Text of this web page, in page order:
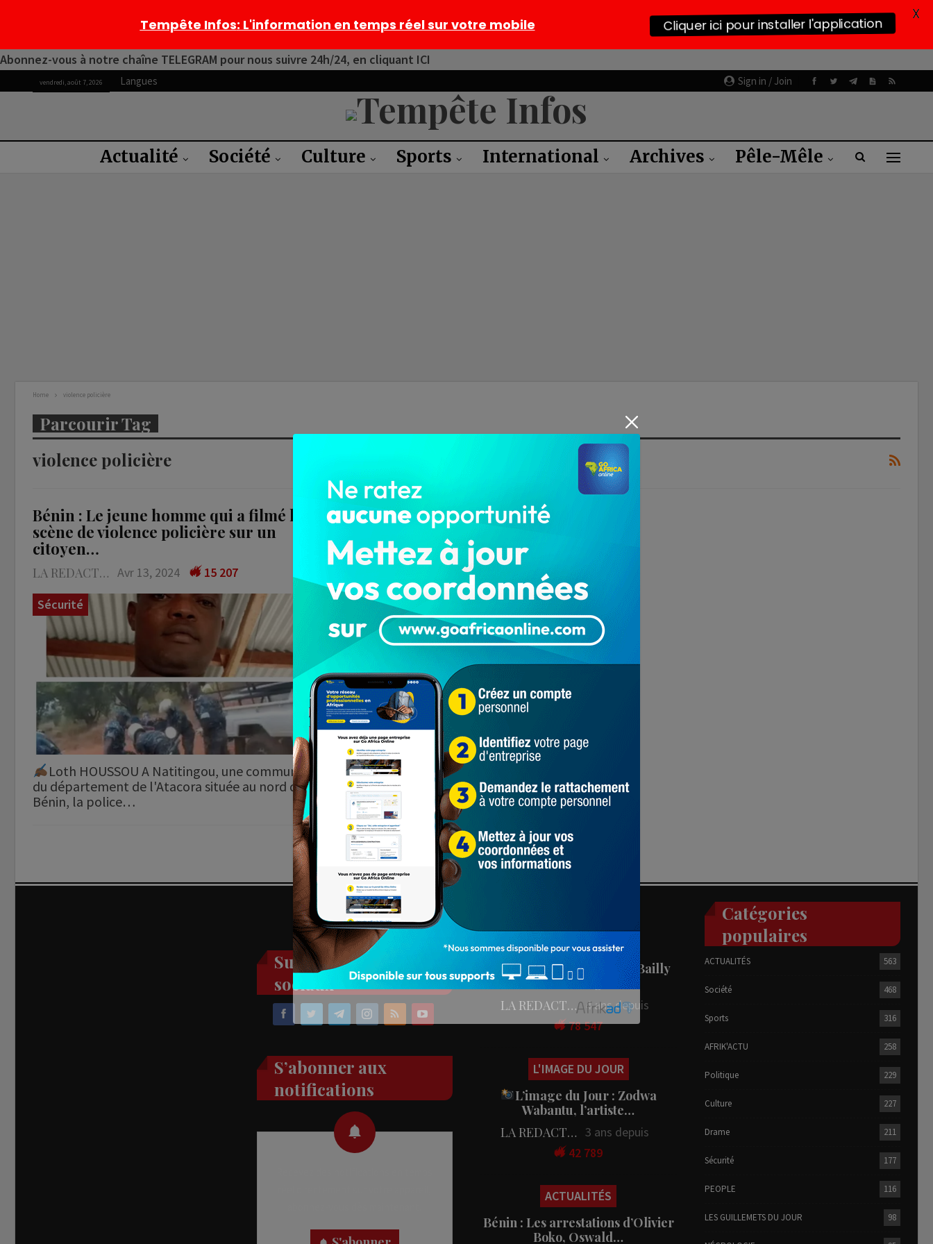
Abonnez-vous à notre chaîne TELEGRAM pour nous suivre 24h/24, en cliquant ICI
Sign in / Join
vendredi, août 7, 2026 Langues
Actualité Société Culture Sports International Archives Pêle-Mêle
Home violence policière
Parcourir Tag
violence policière
Bénin : Le jeune homme qui a filmé la
scène de violence policière sur un
citoyen…
LA REDACTION Avr 13, 2024
15 207
Sécurité
Loth HOUSSOU A Natitingou, une commune
du département de l'Atacora située au nord du
Bénin, la police…
Suivez nos réseaux
sociaux
S’abonner aux
notifications
PEOPLE
People : L’artiste Blanche Bailly
en tournage…
LA REDACTION
4 ans depuis
78 547
L'IMAGE DU JOUR
L’image du Jour : Zodwa
Wabantu, l’artiste…
LA REDACTION 3 ans depuis
42 789
ACTUALITÉS
Bénin : Les arrestations d’Olivier
Boko, Oswald…
Catégories
populaires
ACTUALITÉS 563
Société 468
Sports 316
AFRIK'ACTU 258
Politique 229
Culture 227
Drame 211
Sécurité 177
PEOPLE 116
LES GUILLEMETS DU JOUR 98
Tempête Infos: L'information en temps réel sur votre mobile Cliquer ici pour installer l'application X